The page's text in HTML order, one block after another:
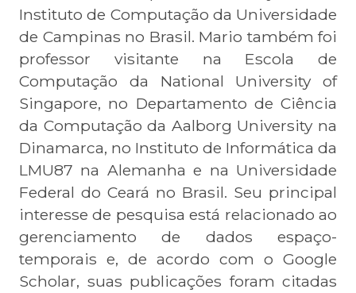
Instituto de Computação da Universidade
de Campinas no Brasil. Mario também foi
professor visitante na Escola de
Computação da National University of
Singapore, no Departamento de Ciência
da Computação da Aalborg University na
Dinamarca, no Instituto de Informática da
LMU87 na Alemanha e na Universidade
Federal do Ceará no Brasil. Seu principal
interesse de pesquisa está relacionado ao
gerenciamento de dados espaço-
temporais e, de acordo com o Google
Scholar, suas publicações foram citadas